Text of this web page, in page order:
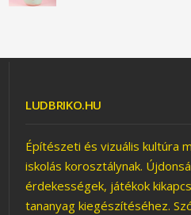
LUDBRIKO.HU
Építészeti és vizuális kultúra
iskolás korosztálynak.
érdekességek, játékok
tananyag kiegészítéséhez.